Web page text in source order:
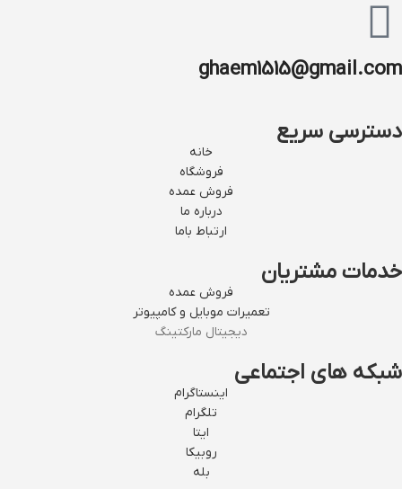
ghaem1515@gmail.com
دسترسی سریع
خانه
فروشگاه
فروش عمده
درباره ما
ارتباط باما
خدمات مشتریان
فروش عمده
تعمیرات موبایل و کامپیوتر
دیجیتال مارکتینگ
شبکه های اجتماعی
اینستاگرام
تلگرام
ایتا
روبیکا
بله